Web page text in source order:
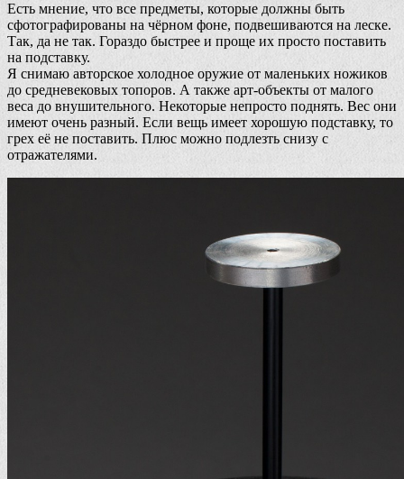
Есть мнение, что все предметы, которые должны быть
сфотографированы на чёрном фоне, подвешиваются на леске.
Так, да не так. Гораздо быстрее и проще их просто поставить
на подставку.
Я снимаю авторское холодное оружие от маленьких ножиков
до средневековых топоров. А также арт-объекты от малого
веса до внушительного. Некоторые непросто поднять. Вес они
имеют очень разный. Если вещь имеет хорошую подставку, то
грех её не поставить. Плюс можно подлезть снизу с
отражателями.